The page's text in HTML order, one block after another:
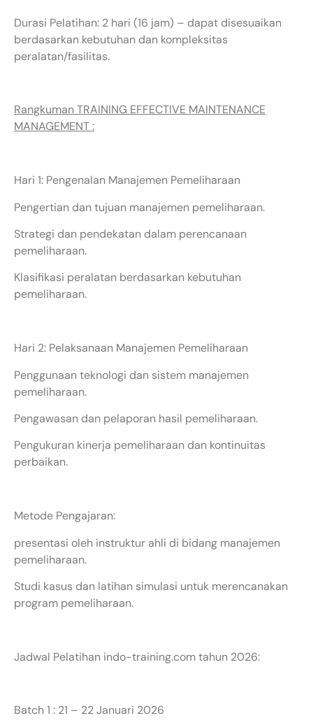
Durasi Pelatihan: 2 hari (16 jam) – dapat disesuaikan
berdasarkan kebutuhan dan kompleksitas
peralatan/fasilitas.
Rangkuman TRAINING EFFECTIVE MAINTENANCE
MANAGEMENT :
Hari 1: Pengenalan Manajemen Pemeliharaan
Pengertian dan tujuan manajemen pemeliharaan.
Strategi dan pendekatan dalam perencanaan
pemeliharaan.
Klasifikasi peralatan berdasarkan kebutuhan
pemeliharaan.
Hari 2: Pelaksanaan Manajemen Pemeliharaan
Penggunaan teknologi dan sistem manajemen
pemeliharaan.
Pengawasan dan pelaporan hasil pemeliharaan.
Pengukuran kinerja pemeliharaan dan kontinuitas
perbaikan.
Metode Pengajaran:
presentasi oleh instruktur ahli di bidang manajemen
pemeliharaan.
Studi kasus dan latihan simulasi untuk merencanakan
program pemeliharaan.
Jadwal Pelatihan indo-training.com tahun 2026:
Batch 1 : 21 – 22 Januari 2026